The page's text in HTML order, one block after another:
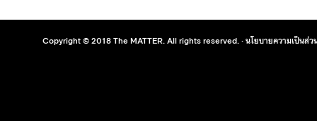
Copyright © 2018 The MATTER. All rights reserved. ·นโยบายความเป็นส่ว